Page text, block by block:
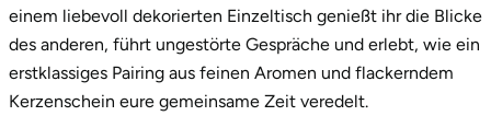
einem liebevoll dekorierten Einzeltisch genießt ihr die Blicke
des anderen, führt ungestörte Gespräche und erlebt, wie ein
erstklassiges Pairing aus feinen Aromen und flackerndem
Kerzenschein eure gemeinsame Zeit veredelt.
Uelzen
Ulm